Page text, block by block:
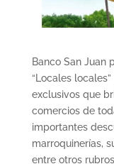
Banco San Juan
“Locales
exclusivos que
comercios de
importantes
marroquinerías,
entre otros